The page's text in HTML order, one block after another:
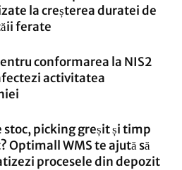
la creșterea duratei de
ferate
conformarea la NIS2
activitatea
stoc, picking greșit și timp
Optimall WMS te ajută să
procesele din depozit